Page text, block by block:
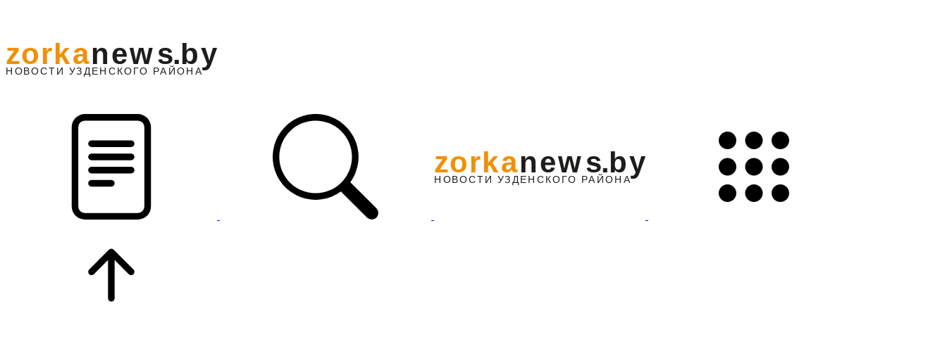
НО ВОСТИ УЗДЕНС КО ГО РАЙОНА
zorkanews.by